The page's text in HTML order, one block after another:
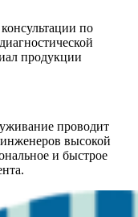
по
продукции
проводит
высокой
и быстрое